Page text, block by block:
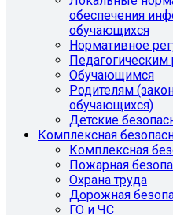
обеспечения
обучающихся
Нормативное
Педагогическим
Обучающимся
Родителям
обучающихся)
Детские
Комплексная
Комплексная
Пожарная
Охрана труда
Дорожная
ГО и ЧС